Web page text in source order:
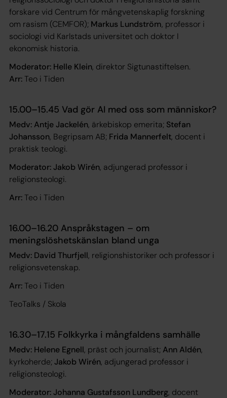
forskare vid Centrum för mångvetenskaplig forskning
om rasism (CEMFOR); Markus Lundström, professor i
sociologi vid Karlstads universitet och doktor I
ekonomisk historia.
Moderator: Helle Klein, direktor Sigtunastiftelsen.
Arr:Teo i Tiden
15.00–15.45 Vad gör AI med oss som människor?
Medv: Antje Jackelén, ärkebiskop emerita; Stefan
Johansson, Begripsam AB; Frida Mannerfelt, docent i
praktisk teologi.
Moderator: Jakob Wirén, adjungerad professor i
religionsteologi.
Arr:Teo i Tiden
16.00–16.20 Anspråkstagen – om
meningslöshetskänslan bland unga
Medv: David Thurfjell, religionshistoriker och professor i
religionsvetenskap.
Arr:Teo i Tiden
TeoTalks / Skola
16.30–17.15 Folkkyrka i mångfaldens samhälle
Medv: Helene Egnell, präst och journalist;Ann Aldén,
kyrkoherde;Jakob Wirén, adjungerad professor i
religionsteologi.
Moderator: Johanna Gustafsson Lundberg, docent